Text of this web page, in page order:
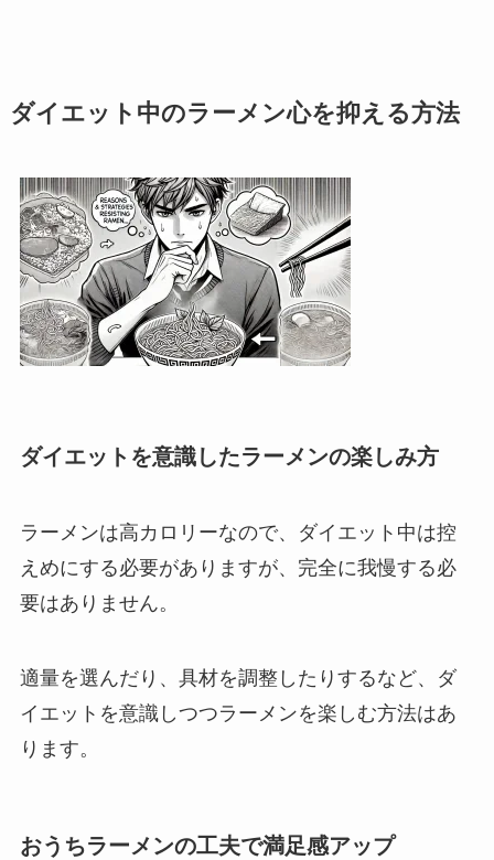
ダイエット中のラーメン心を抑える方法
ダイエットを意識したラーメンの楽しみ方
ラーメンは高カロリーなので、ダイエット中は控
えめにする必要がありますが、完全に我慢する必
要はありません。
適量を選んだり、具材を調整したりするなど、ダ
イエットを意識しつつラーメンを楽しむ方法はあ
ります。
おうちラーメンの工夫で満足感アップ